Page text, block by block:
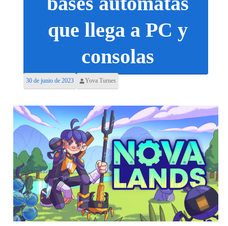
que llega a PC y
consolas
30 de junio de 2023 Yova Turnes